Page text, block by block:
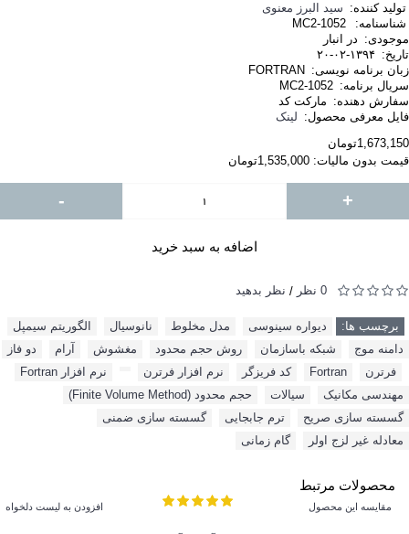
تولید کننده: سید البرز معنوی
شناسنامه:
MC2-1052
موجودی: در انبار
تاریخ: ۱۳۹۴-۰۲-۲۰
زبان برنامه نویسی: FORTRAN
سریال برنامه: MC2-1052
سفارش دهنده: مارکت کد
فایل معرفی محصول: لینک
1,673,150تومان
قیمت بدون مالیات: 1,535,000تومان
- +
اضافه به سبد خرید
0 نظر / نظر بدهید
برچسب ها: دیواره سینوسی مدل مخلوط نانوسیال الگوریتم سیمپل
دامنه موج
شبکه باسازمان روش حجم محدود مغشوش آرام
دو فاز
فرترن Fortran کد فریزگر نرم افزار فرترن نرم افزار Fortran
مهندسی مکانیک
سیالات حجم محدود (Finite Volume Method)
گسسته سازی صریح
ترم جابجایی گسسته سازی ضمنی
معادله غیر لزج اولر
گام زمانی
محصولات مرتبط
افزودن به لیست دلخواه مقایسه این محصول